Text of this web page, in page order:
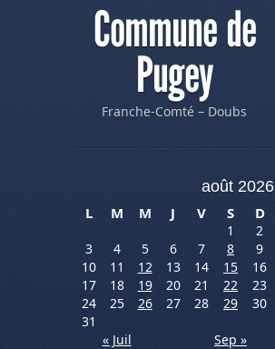
Commune de
Pugey
Franche-Comté – Doubs
août 2026
L
M M J V S D
1
2
3
4 5 6 7 8
9
10
11 12 13 14 15
16
17
18 19 20 21 22
23
24
25 26 27 28 29
30
31
« Juil
Sep »